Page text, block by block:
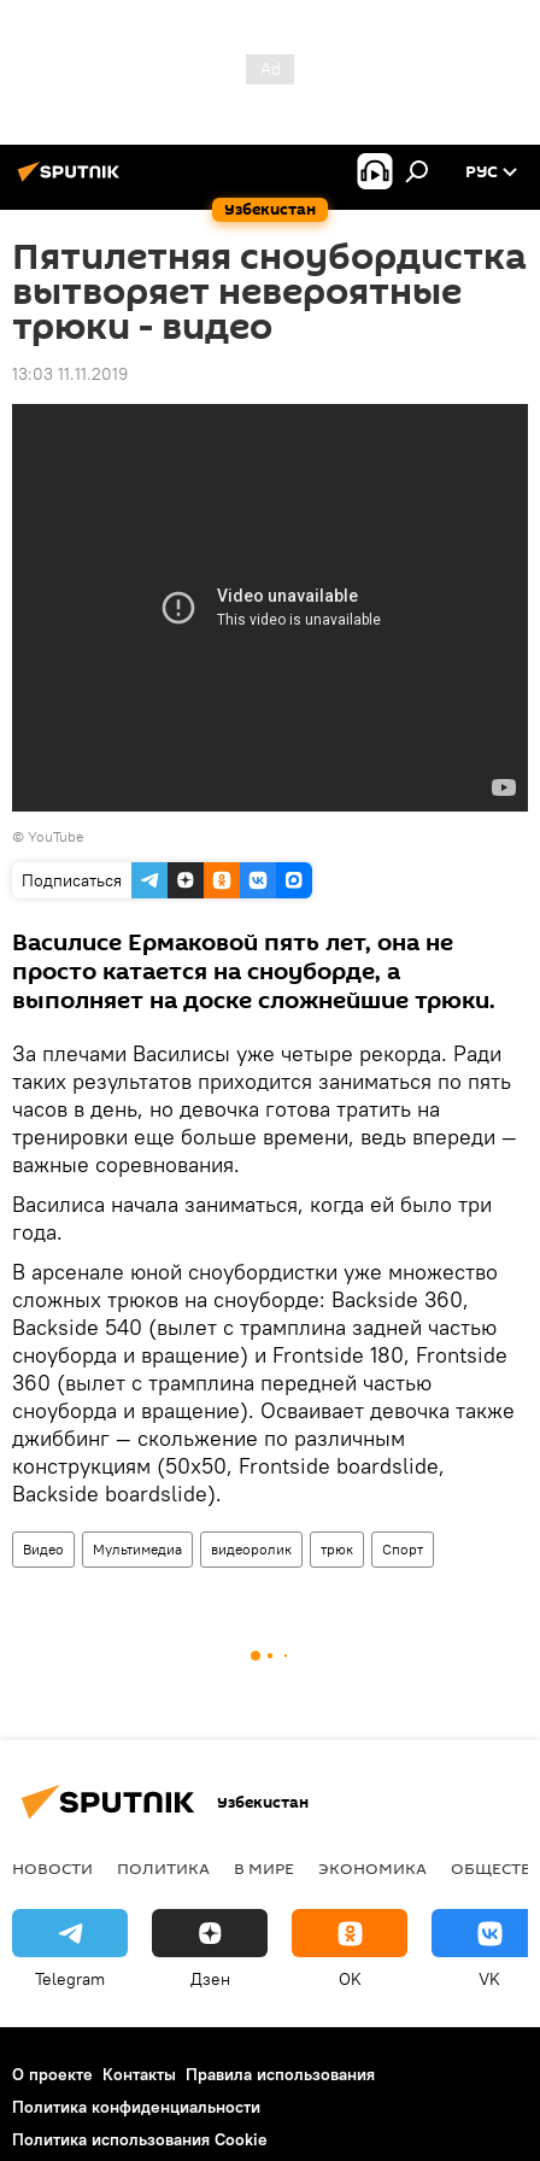
Узбекистан
РУС
Пятилетняя сноубордистка
вытворяет невероятные
трюки - видео
13:03 11.11.2019
© YouTube
Подписаться
Василисе Ермаковой пять лет, она не
просто катается на сноуборде, а
выполняет на доске сложнейшие трюки.
За плечами Василисы уже четыре рекорда. Ради
таких результатов приходится заниматься по пять
часов в день, но девочка готова тратить на
тренировки еще больше времени, ведь впереди —
важные соревнования.
Василиса начала заниматься, когда ей было три
года.
В арсенале юной сноубордистки уже множество
сложных трюков на сноуборде: Backside 360,
Backside 540 (вылет с трамплина задней частью
сноуборда и вращение) и Frontside 180, Frontside
360 (вылет с трамплина передней частью
сноуборда и вращение). Осваивает девочка также
джиббинг — скольжение по различным
конструкциям (50х50, Frontside boardslide,
Backside boardslide).
Видео Мультимедиа видеоролик трюк Спорт
Узбекистан
НОВОСТИ ПОЛИТИКА В МИРЕ ЭКОНОМИКА
Telegram Дзен OK VK
О проекте Контакты Правила использования
Политика конфиденциальности
Политика использования Cookie